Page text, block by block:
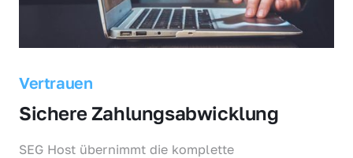
Vertrauen
Sichere Zahlungsabwicklung
SEG Host übernimmt die komplette